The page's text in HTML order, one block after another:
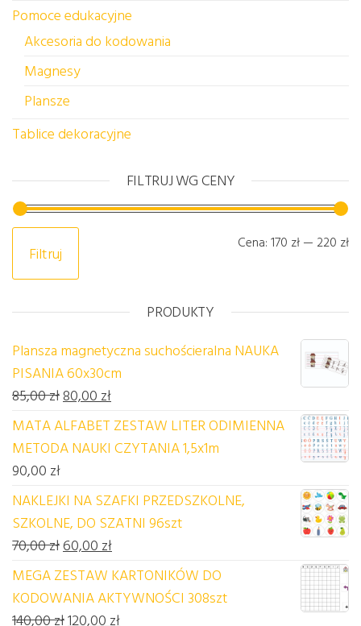
Pomoce edukacyjne
Akcesoria do kodowania
Magnesy
Plansze
Tablice dekoracyjne
FILTRUJ WG CENY
Filtruj
Cena: 170 zł — 220 zł
PRODUKTY
Plansza magnetyczna suchościeralna NAUKA
PISANIA 60x30cm
85,00złPierwotna cena wynosiła: 85,00 zł.
80,00 złAktualna cena wynosi: 80,00 zł.
MATA ALFABET ZESTAW LITER ODIMIENNA
METODA NAUKI CZYTANIA 1,5x1m
90,00 zł
NAKLEJKI NA SZAFKI PRZEDSZKOLNE,
SZKOLNE, DO SZATNI 96szt
70,00złPierwotna cena wynosiła: 70,00 zł.
60,00 złAktualna cena wynosi: 60,00 zł.
MEGA ZESTAW KARTONIKÓW DO
KODOWANIA AKTYWNOŚCI 308szt
140,00złPierwotna cena wynosiła: 140,00 zł.
120,00 złAktualna cena wynosi: 120,00 zł.